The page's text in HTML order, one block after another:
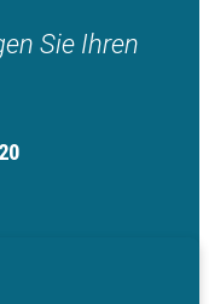
Sie Ihren